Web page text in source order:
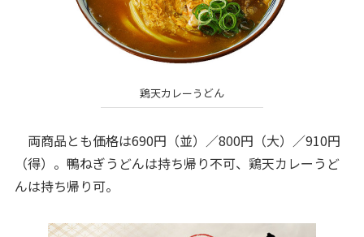
鶏天カレーうどん
両商品とも価格は690円（並）／800円（大）／910円
（得）。鴨ねぎうどんは持ち帰り不可、鶏天カレーうど
んは持ち帰り可。